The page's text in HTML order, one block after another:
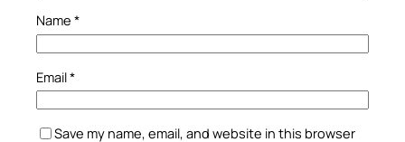
Name *
Email*
Save my name, email, and website in this browser